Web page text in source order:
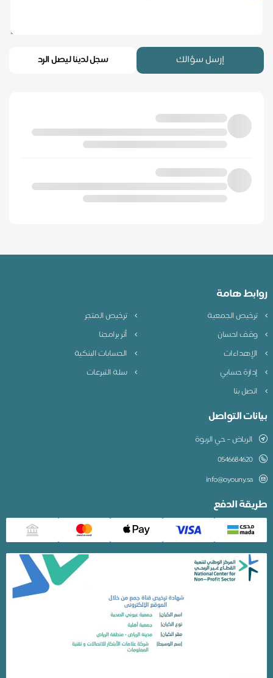
إرسل سؤالك سجل لدينا ليصل الرد
روابط هامة
ترخيص الجمعية
ترخيص المتجر
وقف احسان
أثر برامجنا
الإهداءات
الحسابات البنكية
إدارة حسابي
سلة التبرعات
اتصل بنا
بيانات التواصل
الرياض – حي الربوة
0546684620
info@oyouny.sa
طريقة الدفع